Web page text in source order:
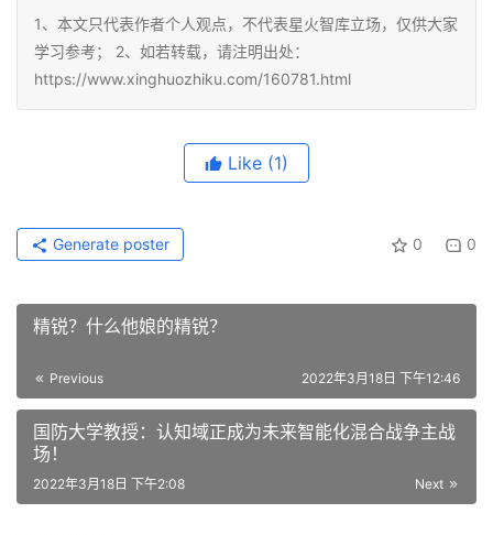
1、本文只代表作者个人观点，不代表星火智库立场，仅供大家
学习参考； 2、如若转载，请注明出处：
https://www.xinghuozhiku.com/160781.html
Like (1)
0 0
Generate poster
精锐？什么他娘的精锐​？​
Previous 2022年3月18日 下午12:46
国防大学教授：认知域正成为未来智能化混合战争主战
场！
Next
2022年3月18日 下午2:08